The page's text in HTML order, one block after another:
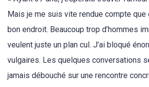
Mais je me suis vite rendue compte que
bon endroit. Beaucoup trop d’hommes
veulent juste un plan cul. J’ai bloqué
vulgaires. Les quelques conversations
jamais débouché sur une rencontre